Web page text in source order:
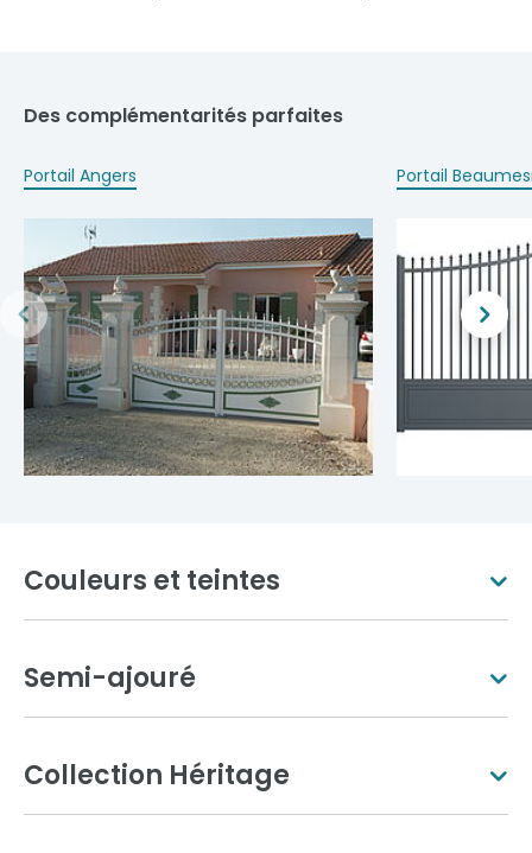
Des complémentarités parfaites
Portail Angers Portail
Couleurs et teintes
Semi-ajouré
Collection Héritage